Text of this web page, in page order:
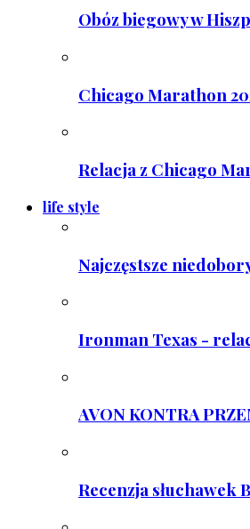
Obóz biegowy w
Chicago Marathon
Relacja z Chicago
life style
Najczęstsze
Ironman Texas -
AVON KONTRA
Recenzja słuchawek